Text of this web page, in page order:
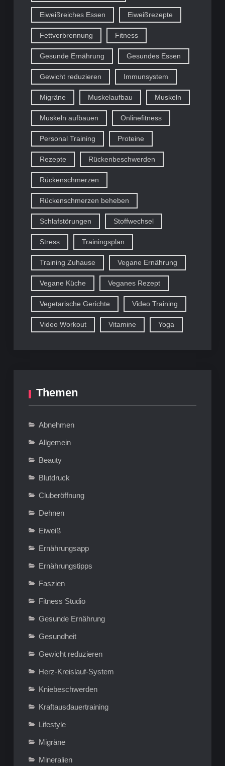
Eiweißreiches Essen Eiweißrezepte
Fettverbrennung Fitness
Gesunde Ernährung Gesundes Essen
Gewicht reduzieren Immunsystem
Migräne Muskelaufbau Muskeln
Muskeln aufbauen Onlinefitness
Personal Training Proteine
Rezepte Rückenbeschwerden
Rückenschmerzen
Rückenschmerzen beheben
Schlafstörungen Stoffwechsel
Stress Trainingsplan
Training Zuhause Vegane Ernährung
Vegane Küche Veganes Rezept
Vegetarische Gerichte Video Training
Video Workout Vitamine Yoga
Themen
Abnehmen
Allgemein
Beauty
Blutdruck
Cluberöffnung
Dehnen
Eiweiß
Ernährungsapp
Ernährungstipps
Faszien
Fitness Studio
Gesunde Ernährung
Gesundheit
Gewicht reduzieren
Herz-Kreislauf-System
Kniebeschwerden
Kraftausdauertraining
Lifestyle
Migräne
Mineralien